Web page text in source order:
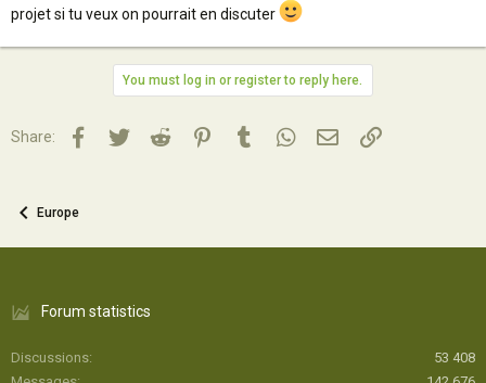
projet si tu veux on pourrait en discuter
You must log in or register to reply here.
Share: Facebook
TwitterReddit PinterestTumblrWhatsApp
Email Lien
Europe
Forum statistics
Discussions
53 408